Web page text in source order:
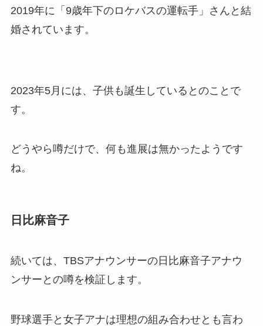
2019年に「9歳年下のロケバスの運転手」さんと結
婚されています。
2023年5月には、子供も誕生しているとのことで
す。
どうやら噂だけで、何も進展は無かったようです
ね。
日比麻音子
続いては、TBSアナウンサーの日比麻音子アナウ
ンサーとの噂を検証します。
野球選手と女子アナは理想の組み合わせとも言わ